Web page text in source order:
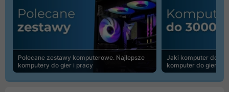
Polecane zestawy komputerowe. Najlepsze
komputery do gier i pracy
Jaki komputer do
komputer do gier |